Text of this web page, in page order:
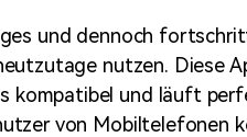
und dennoch
nutzen. Diese
kompatibel und läuft
von Mobiltelefonen